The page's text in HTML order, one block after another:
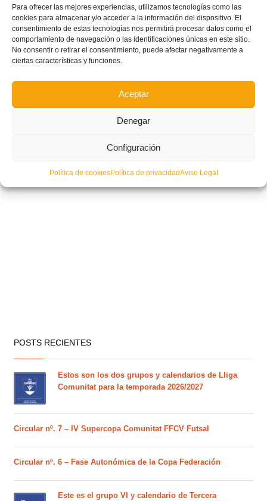
Para ofrecer las mejores experiencias, utilizamos tecnologías como las
cookies para almacenar y/o acceder a la información del dispositivo. El
consentimiento de estas tecnologías nos permitirá procesar datos como el
comportamiento de navegación o las identificaciones únicas en este sitio.
No consentir o retirar el consentimiento, puede afectar negativamente a
ciertas características y funciones.
Aceptar
Denegar
Configuración
Política de cookiesPolítica de privacidadAviso Legal
POSTS RECIENTES
Estos son los dos grupos y calendarios de Lliga
Comunitat para la temporada 2026/2027
Circular nº. 7 – IV Supercopa Comunitat FFCV Futsal
Circular nº. 6 – Fase Autonómica de la Copa Federación
Este es el grupo VI y calendario de Tercera